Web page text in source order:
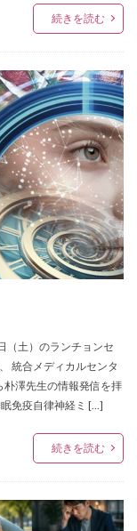
続きを読む
（土）のランチョンセ
統合メディカルセンタ
朴澤先生の情報発信を拝
免疫自律神経ミ […]
続きを読む